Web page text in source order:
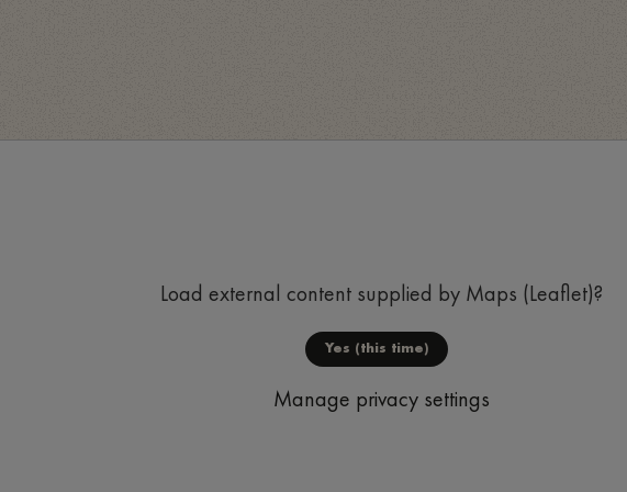
Load external content supplied by Maps (Leaflet)?
Yes (this time)
Manage privacy settings